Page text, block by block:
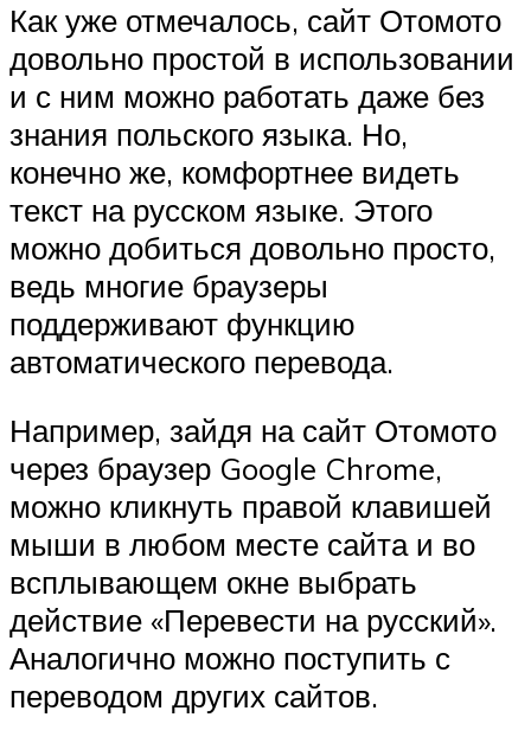
Как уже отмечалось, сайт Отомото
довольно простой в использовании
и с ним можно работать даже без
знания польского языка. Но,
конечно же, комфортнее видеть
текст на русском языке. Этого
можно добиться довольно просто,
ведь многие браузеры
поддерживают функцию
автоматического перевода.
Например, зайдя на сайт Отомото
через браузер Google Chrome,
можно кликнуть правой клавишей
мыши в любом месте сайта и во
всплывающем окне выбрать
действие «Перевести на русский».
Аналогично можно поступить с
переводом других сайтов.